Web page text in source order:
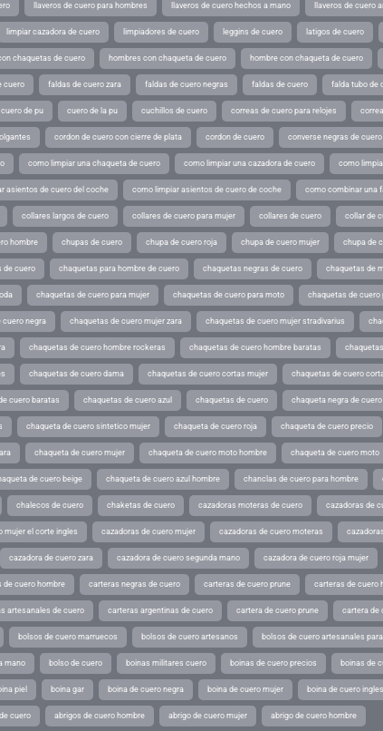
llaveros de cuero para hombres llaveros de cuero hechos a mano llaveros de cuero
limpiar cazadora de cuero limpiadores de cuero leggins de cuero latigos de cuero
chaquetas de cuero hombres con chaqueta de cuero hombre con chaqueta de cuero
cuero faldas de cuero zara faldas de cuero negras faldas de cuero falda tubo de
cuero de pu cuero de la pu cuchillos de cuero correas de cuero para relojes
cordon de cuero con cierre de plata cordon de cuero converse negras de cuero
como limpiar una chaqueta de cuero como limpiar una cazadora de cuero como
asientos de cuero del coche como limpiar asientos de cuero de coche como combinar una
collares largos de cuero collares de cuero para mujer collares de cuero collar de
hombre chupas de cuero chupa de cuero roja chupa de cuero mujer chupa de
de cuero chaquetas para hombre de cuero chaquetas negras de cuero chaquetas de
chaquetas de cuero para mujer chaquetas de cuero para moto chaquetas de cuero
cuero negra chaquetas de cuero mujer zara chaquetas de cuero mujer stradivarius
chaquetas de cuero hombre rockeras chaquetas de cuero hombre baratas
chaquetas de cuero dama chaquetas de cuero cortas mujer chaquetas de cuero
cuero baratas chaquetas de cuero azul chaquetas de cuero chaqueta negra de
chaqueta de cuero sintetico mujer chaqueta de cuero roja chaqueta de cuero precio
chaqueta de cuero mujer chaqueta de cuero moto hombre chaqueta de cuero moto
de cuero beige chaqueta de cuero azul hombre chanclas de cuero para hombre
chalecos de cuero chaketas de cuero cazadoras moteras de cuero cazadoras de
mujer el corte ingles cazadoras de cuero mujer cazadoras de cuero moteras
cazadora de cuero zara cazadora de cuero segunda mano cazadora de cuero roja mujer
de cuero hombre carteras negras de cuero carteras de cuero prune carteras de cuero
artesanales de cuero carteras argentinas de cuero cartera de cuero prune cartera de
bolsos de cuero marruecos bolsos de cuero artesanos bolsos de cuero artesanales
mano bolso de cuero boinas militares cuero boinas de cuero precios boinas de
piel boina gar boina de cuero negra boina de cuero mujer boina de cuero
cuero abrigos de cuero hombre abrigo de cuero mujer abrigo de cuero hombre